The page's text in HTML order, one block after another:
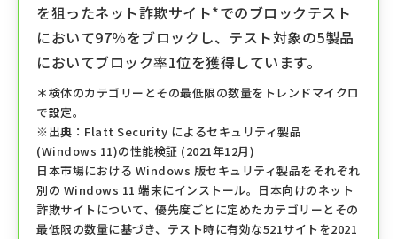
を狙ったネット詐欺サイト*でのブロックテスト
において97％をブロックし、テスト対象の5製品
においてブロック率1位を獲得しています。
＊検体のカテゴリーとその最低限の数量をトレンドマイクロ
で設定。
※出典：Flatt Security によるセキュリティ製品
(Windows 11)の性能検証 (2021年12⽉)
⽇本市場における Windows 版セキュリティ製品をそれぞれ
別の Windows 11 端末にインストール。⽇本向けのネット
詐欺サイトについて、優先度ごとに定めたカテゴリーとその
最低限の数量に基づき、テスト時に有効な521サイトを2021